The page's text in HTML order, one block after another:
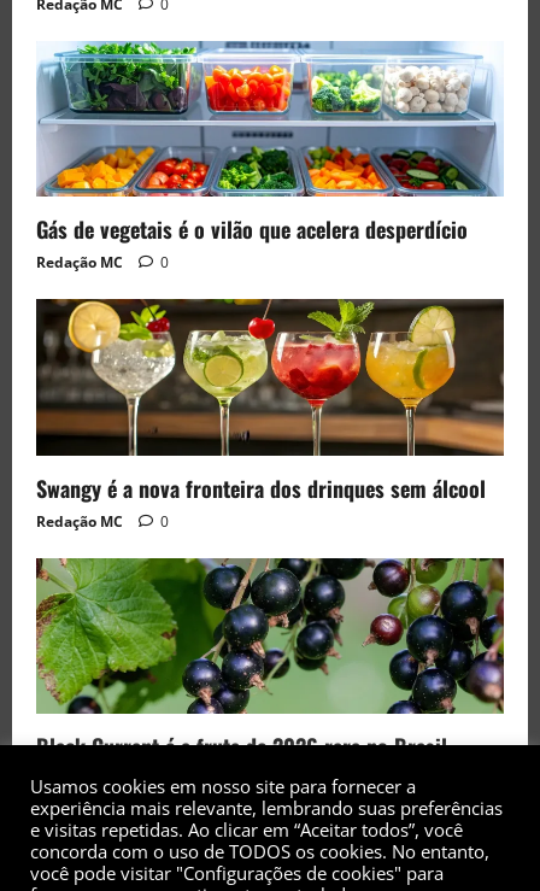
Redação MC 0
Gás de vegetais é o vilão que acelera desperdício
Redação MC 0
Swangy é a nova fronteira dos drinques sem álcool
Redação MC 0
Black Currant é a fruta de 2026 rara no Brasil
Redação MC 0
Usamos cookies em nosso site para fornecer a
experiência mais relevante, lembrando suas preferências
e visitas repetidas. Ao clicar em “Aceitar todos”, você
concorda com o uso de TODOS os cookies. No entanto,
você pode visitar "Configurações de cookies" para